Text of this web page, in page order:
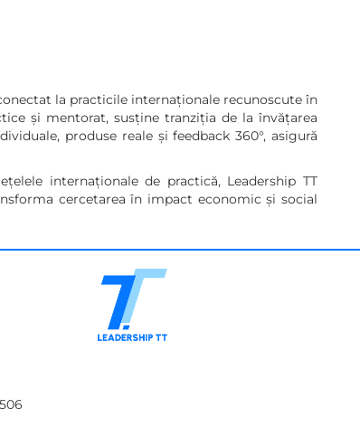
la practicile internaționale recunoscute în
și mentorat, susține tranziția de la învățarea
produse reale și feedback 360°, asigură
internaționale de practică, Leadership TT
cercetarea în impact economic și social